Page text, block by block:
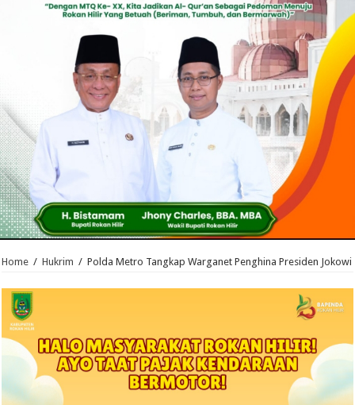
Home / Hukrim / Polda Metro Tangkap Warganet Penghina Presiden Jokowi